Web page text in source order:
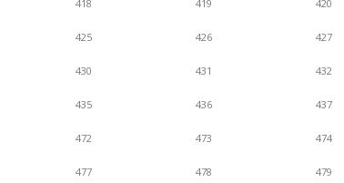
418 419 420
425 426 427
430 431 432
435 436 437
472 473 474
477 478 479